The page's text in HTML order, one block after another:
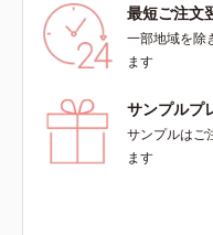
最短ご注文
一部地域を除
ます
サンプルプ
サンプルはご
ます